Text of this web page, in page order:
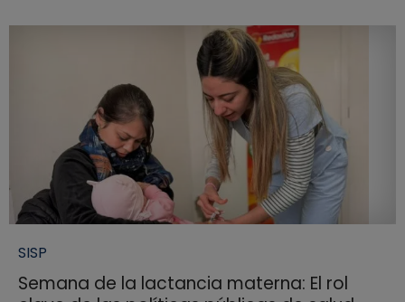
SISP
Semana de la lactancia materna: El rol